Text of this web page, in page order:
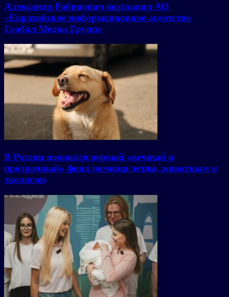
Александр Рабинович возглавил АО
«Евразийское информационное агентство
Глобал Медиа Групп»
В России появился первый «вечный и
прозрачный» фонд помощи детям, животным и
экологии